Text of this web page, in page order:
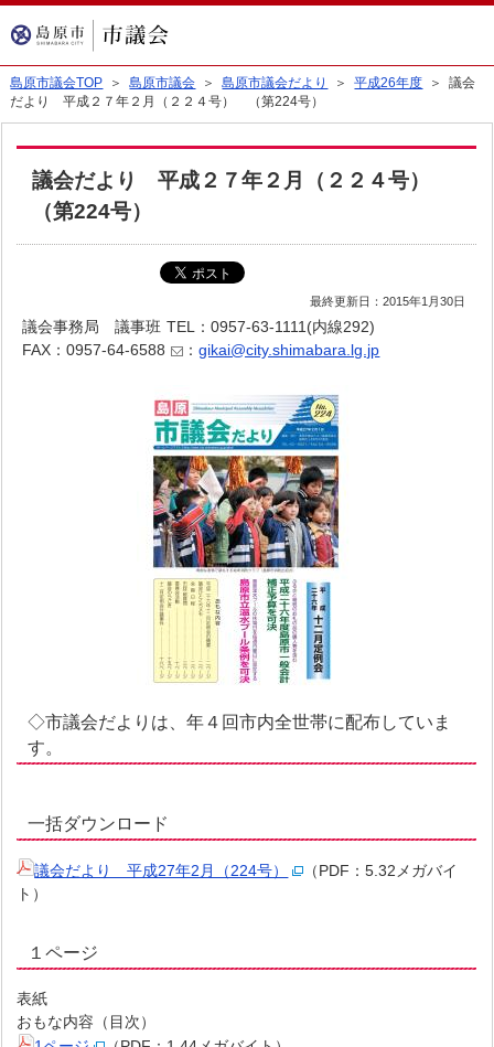
島原市議会TOP ＞島原市議会 ＞島原市議会だより ＞平成26年度 ＞ 議会
だより 平成２７年２月（２２４号） （第224号）
議会だより 平成２７年２月（２２４号）
（第224号）
最終更新日：2015年1月30日
議会事務局 議事班 TEL：0957-63-1111(内線292)
FAX：0957-64-6588
：gikai@city.shimabara.lg.jp
◇市議会だよりは、年４回市内全世帯に配布していま
す。
一括ダウンロード
議会だより 平成27年2月（224号）
（PDF：5.32メガバイ
ト）
１ページ
表紙
おもな内容（目次）